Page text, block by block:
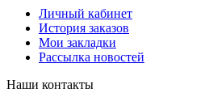
Личный кабинет
История заказов
Мои закладки
Рассылка новостей
Наши контакты